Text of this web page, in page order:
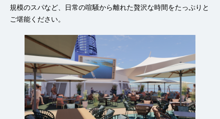
規模のスパなど、日常の喧騒から離れた贅沢な時間をたっぷりと
ご堪能ください。